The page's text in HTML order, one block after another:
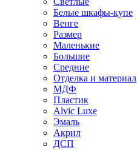
Белые шкафы-купе
Венге
Размер
Маленькие
Большие
Средние
Отделка и материал
МДФ
Пластик
Alvic Luxe
Эмаль
Акрил
ДСП